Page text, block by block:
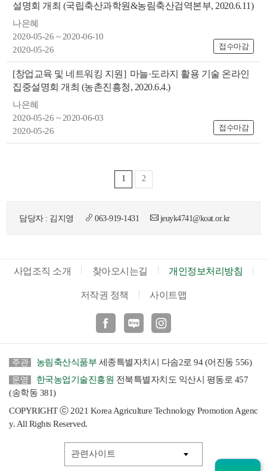
설명회 개최 (국립축산과학원&농림축산검역본부, 2020.6.11)
나은혜
2020-05-26 ~ 2020-06-10
2020-05-26
접수마감
[창업교육 및 네트워킹 지원] 마늘·도라지 활용 기술 온라인
집중설명회 개최 (농촌진흥청, 2020.6.4.)
나은혜
2020-05-26 ~ 2020-06-03
2020-05-26
접수마감
1 2
담당자 : 김지영 063-919-1431 jeuyk4741@koat.or.kr
사업조직 소개 찾아오시는길 개인정보처리방침
저작권 정책 사이트맵
인스타
주관 농림축산식품부 세종특별자치시 다솜2로 94 (어진동 556)
운영 한국농업기술진흥원 전북특별자치도 익산시 평동로 457
(송학동 381)
COPYRIGHT ⓒ 2021 Korea Agriculture Technology Promotion Agenc
y. All Rights Reserved.